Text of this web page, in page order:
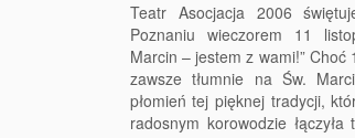
Teatr Asocjacja 2006
Poznaniu wieczorem 11
Marcin – jestem z wami!”
zawsze tłumnie na Św.
płomień tej pięknej tradycji,
radosnym korowodzie